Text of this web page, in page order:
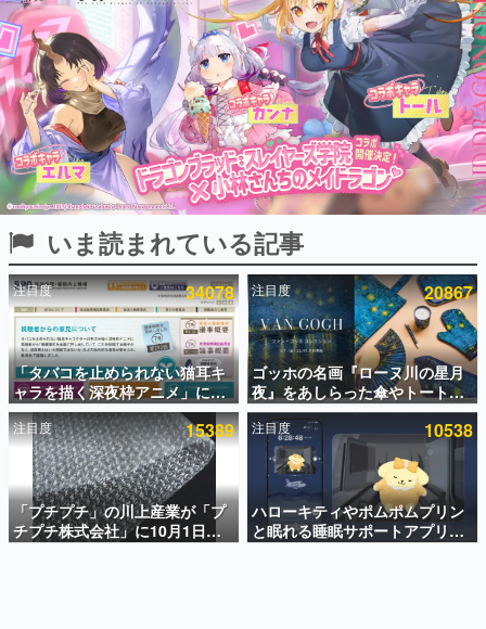
電ファミのいま読まれている記事ランキング
アプリセール情報
インタビュー
連載・特集一覧
殿堂入り記事
SNS拡散数が数千以上！ ページビュー数万以上！ などな
ど。多くの人々に読まれた、電ファミ渾身の“殿堂入り”記
事をまとめました。
ゲームの企画書
名作ゲームクリエイターの方々に製作時のエピソードをお
聞きし、ヒットする企画（ゲーム）とは何か？を探ってい
きます。
赫本
この物語を解いてはいけない。『赫本』は、〈試験問題〉
の形をした短編ホラー小説集です。
新世代に訊く
これからのデジタルゲーム市場を担う若きクリエイター達
の姿を追い、彼らのルーツと情熱を探っていきます。
いま読まれている記事
注目度 34078
「タバコを止められない猫耳キ
ャラを描く深夜枠アニメ」に視
聴者の一部から批判意見。違法
薬物の使用と思わしき描写も含
めて、BPOが議論を交わす
注目度 20867
ゴッホの名画『ローヌ川の星月
夜』をあしらった傘やトートバ
ッグなどが登場。8月7日21時よ
り2日間限定で予約販売
注目度 15389
「プチプチ」の川上産業が「プ
チプチ株式会社」に10月1日よ
り社名変更へ。創業58年で初め
注目度 10538
ハローキティやポムポムプリン
と眠れる睡眠サポートアプリ
『ゆめたび』が配信中。キャラ